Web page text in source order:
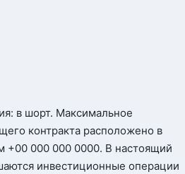
в шорт. Максимальное
контракта расположено в
+00 000 000 0000. В настоящий
инвестиционные операции